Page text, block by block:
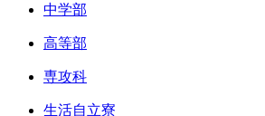
中学部
高等部
専攻科
生活自立寮